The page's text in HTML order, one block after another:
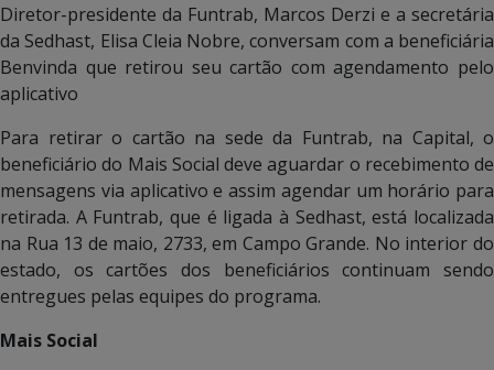
Diretor-presidente da Funtrab, Marcos Derzi e a secretária
da Sedhast, Elisa Cleia Nobre, conversam com a beneficiária
Benvinda que retirou seu cartão com agendamento pelo
aplicativo
Para retirar o cartão na sede da Funtrab, na Capital, o
beneficiário do Mais Social deve aguardar o recebimento de
mensagens via aplicativo e assim agendar um horário para
retirada. A Funtrab, que é ligada à Sedhast, está localizada
na Rua 13 de maio, 2733, em Campo Grande. No interior do
estado, os cartões dos beneficiários continuam sendo
entregues pelas equipes do programa.
Mais Social